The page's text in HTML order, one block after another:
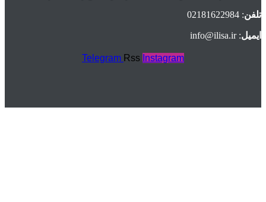
تلفن: 02181622984
ایمیل: info@ilisa.ir
Telegram Rss Instagram